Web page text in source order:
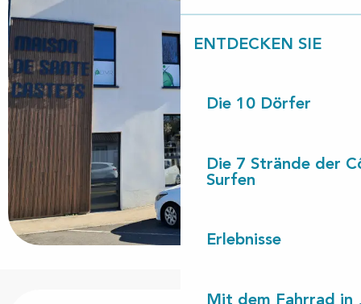
ENTDECKEN SIE
Die 10 Dörfer
Die 7 Strände der
Surfen
Erlebnisse
Mit dem Fahrrad in
Öffnungszeiten & Kontaktdaten